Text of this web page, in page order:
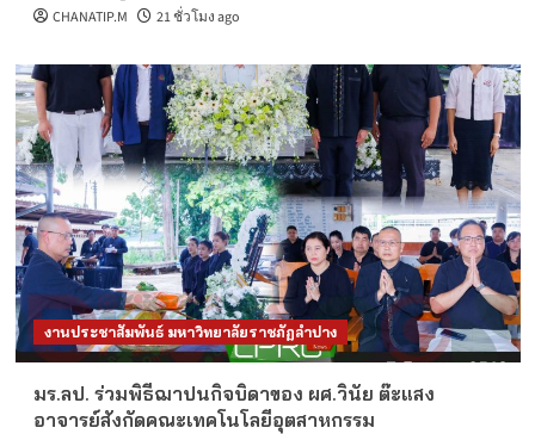
CHANATIP.M 21 ชั่วโมง ago
งานประชาสัมพันธ์ มหาวิทยาลัยราชภัฏลำปาง
มร.ลป. ร่วมพิธีฌาปนกิจบิดาของ ผศ.วินัย ต๊ะแสง
อาจารย์สังกัดคณะเทคโนโลยีอุตสาหกรรม